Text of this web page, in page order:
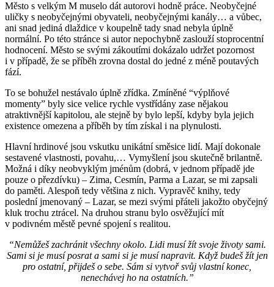
Město s velkým M muselo dát autorovi hodně práce. Neobyčejné
uličky s neobyčejnými obyvateli, neobyčejnými kanály… a vůbec,
ani snad jediná dlaždice v koupelně tady snad nebyla úplně
normální. Po této stránce si autor nepochybně zaslouží stoprocentní
hodnocení. Město se svými zákoutími dokázalo udržet pozornost
i v případě, že se příběh zrovna dostal do jedné z méně poutavých
fází.
To se bohužel nestávalo úplně zřídka. Zmíněné “výplňové
momenty” byly sice velice rychle vystřídány zase nějakou
atraktivnější kapitolou, ale stejně by bylo lepší, kdyby byla jejich
existence omezena a příběh by tím získal i na plynulosti.
Hlavní hrdinové jsou vskutku unikátní směsice lidí. Mají dokonale
sestavené vlastnosti, povahu,… Vymyšlení jsou skutečně brilantně.
Možná i díky neobvyklým jménům (dobrá, v jednom případě jde
pouze o přezdívku) – Zima, Cesmín, Parma a Lazar, se mi zapsali
do paměti. Alespoň tedy většina z nich. Vypravěč knihy, tedy
poslední jmenovaný – Lazar, se mezi svými přáteli jakožto obyčejný
kluk trochu ztrácel. Na druhou stranu bylo osvěžující mít
v podivném městě pevné spojení s realitou.
“Nemůžeš zachránit všechny okolo. Lidi musí žít svoje životy sami.
Sami si je musí posrat a sami si je musí napravit. Když budeš žít jen
pro ostatní, přijdeš o sebe. Sám si vytvoř svůj vlastní konec,
nenechávej ho na ostatních.”